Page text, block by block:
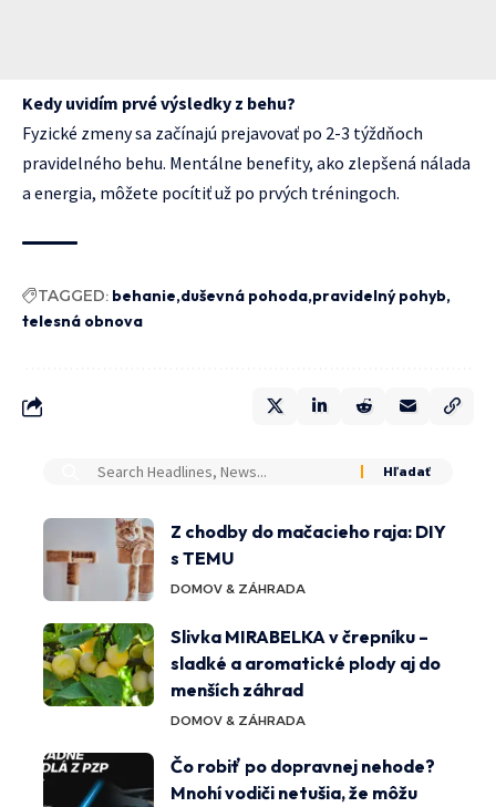
Kedy uvidím prvé výsledky z behu?
Fyzické zmeny sa začínajú prejavovať po 2-3 týždňoch
pravidelného behu. Mentálne benefity, ako zlepšená nálada
a energia, môžete pocítiť už po prvých tréningoch.
TAGGED: behanie duševná pohoda pravidelný pohyb
telesná obnova
Z chodby do mačacieho raja: DIY
s TEMU
DOMOV & ZÁHRADA
Slivka MIRABELKA v črepníku –
sladké a aromatické plody aj do
menších záhrad
DOMOV & ZÁHRADA
Čo robiť po dopravnej nehode?
Mnohí vodiči netušia, že môžu